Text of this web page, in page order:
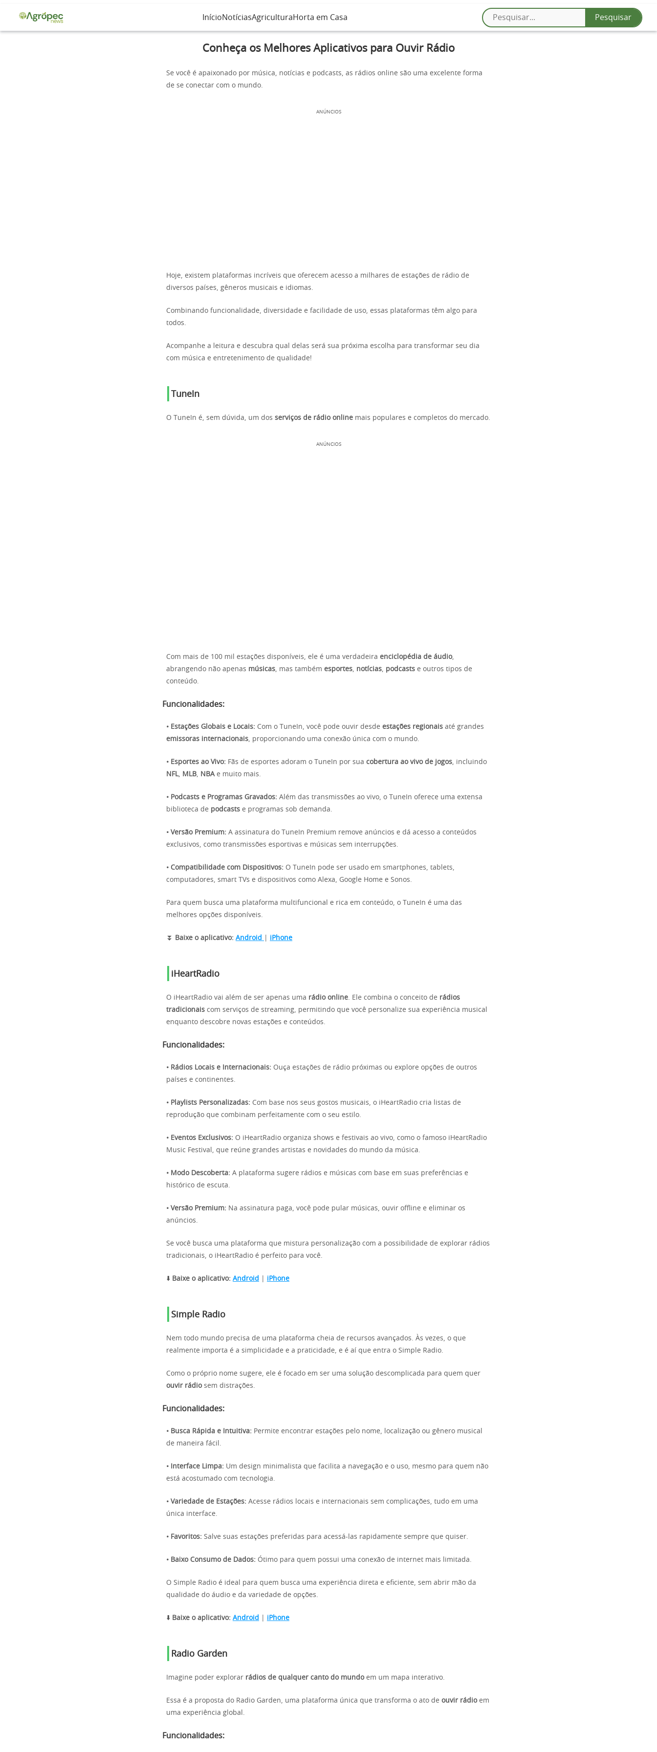
InícioNotíciasAgricultura Horta em Casa
Conheça os Melhores Aplicativos para Ouvir Rádio
Se você é apaixonado por música, notícias e podcasts, as rádios online são uma excelente forma
de se conectar com o mundo.
ANÚNCIOS
Hoje, existem plataformas incríveis que oferecem acesso a milhares de estações de rádio de
diversos países, gêneros musicais e idiomas.
Combinando funcionalidade, diversidade e facilidade de uso, essas plataformas têm algo para
todos.
Acompanhe a leitura e descubra qual delas será sua próxima escolha para transformar seu dia
com música e entretenimento de qualidade!
TuneIn
O TuneIn é, sem dúvida, um dos serviços de rádio online mais populares e completos do mercado.
ANÚNCIOS
Com mais de 100 mil estações disponíveis, ele é uma verdadeira enciclopédia de áudio,
abrangendo não apenas músicas, mas também esportes, notícias, podcasts e outros tipos de
conteúdo.
Funcionalidades:
• Estações Globais e Locais: Com o TuneIn, você pode ouvir desde estações regionais até grandes
emissoras internacionais, proporcionando uma conexão única com o mundo.
• Esportes ao Vivo: Fãs de esportes adoram o TuneIn por sua cobertura ao vivo de jogos, incluindo
NFL, MLB, NBA e muito mais.
• Podcasts e Programas Gravados: Além das transmissões ao vivo, o TuneIn oferece uma extensa
biblioteca de podcasts e programas sob demanda.
• Versão Premium: A assinatura do TuneIn Premium remove anúncios e dá acesso a conteúdos
exclusivos, como transmissões esportivas e músicas sem interrupções.
• Compatibilidade com Dispositivos: O TuneIn pode ser usado em smartphones, tablets,
computadores, smart TVs e dispositivos como Alexa, Google Home e Sonos.
Para quem busca uma plataforma multifuncional e rica em conteúdo, o TuneIn é uma das
melhores opções disponíveis.
⏬ Baixe o aplicativo: Android iPhone
iHeartRadio
O iHeartRadio vai além de ser apenas uma rádio online. Ele combina o conceito de rádios
tradicionais com serviços de streaming, permitindo que você personalize sua experiência musical
enquanto descobre novas estações e conteúdos.
Funcionalidades:
• Rádios Locais e Internacionais: Ouça estações de rádio próximas ou explore opções de outros
países e continentes.
• Playlists Personalizadas: Com base nos seus gostos musicais, o iHeartRadio cria listas de
reprodução que combinam perfeitamente com o seu estilo.
• Eventos Exclusivos: O iHeartRadio organiza shows e festivais ao vivo, como o famoso iHeartRadio
Music Festival, que reúne grandes artistas e novidades do mundo da música.
• Modo Descoberta: A plataforma sugere rádios e músicas com base em suas preferências e
histórico de escuta.
• Versão Premium: Na assinatura paga, você pode pular músicas, ouvir offline e eliminar os
anúncios.
Se você busca uma plataforma que mistura personalização com a possibilidade de explorar rádios
tradicionais, o iHeartRadio é perfeito para você.
⬇️ Baixe o aplicativo: Android iPhone
Simple Radio
Nem todo mundo precisa de uma plataforma cheia de recursos avançados. Às vezes, o que
realmente importa é a simplicidade e a praticidade, e é aí que entra o Simple Radio.
Como o próprio nome sugere, ele é focado em ser uma solução descomplicada para quem quer
ouvir rádiosem distrações.
Funcionalidades:
• Busca Rápida e Intuitiva: Permite encontrar estações pelo nome, localização ou gênero musical
de maneira fácil.
• Interface Limpa: Um design minimalista que facilita a navegação e o uso, mesmo para quem não
está acostumado com tecnologia.
• Variedade de Estações: Acesse rádios locais e internacionais sem complicações, tudo em uma
única interface.
• Favoritos: Salve suas estações preferidas para acessá-las rapidamente sempre que quiser.
• Baixo Consumo de Dados: Ótimo para quem possui uma conexão de internet mais limitada.
O Simple Radio é ideal para quem busca uma experiência direta e eficiente, sem abrir mão da
qualidade do áudio e da variedade de opções.
⬇️ Baixe o aplicativo: Android iPhone
Radio Garden
Imagine poder explorar rádios de qualquer canto do mundoem um mapa interativo.
Essa é a proposta do Radio Garden, uma plataforma única que transforma o ato de ouvir rádioem
uma experiência global.
Funcionalidades: